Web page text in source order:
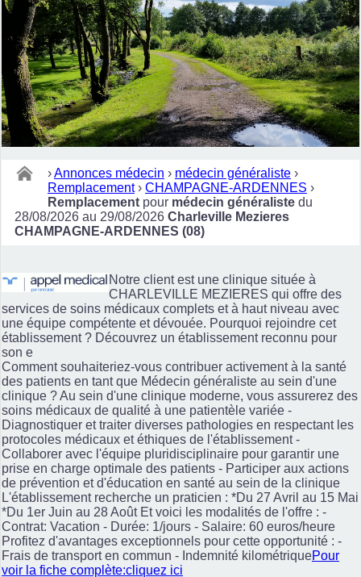
›Annonces médecin › médecin généraliste ›
Remplacement › CHAMPAGNE-ARDENNES ›
Remplacement pour médecin généraliste du
28/08/2026 au 29/08/2026 Charleville Mezieres
CHAMPAGNE-ARDENNES (08)
Notre client est une clinique située à
CHARLEVILLE MEZIERES qui offre des
services de soins médicaux complets et à haut niveau avec
une équipe compétente et dévouée. Pourquoi rejoindre cet
établissement ? Découvrez un établissement reconnu pour
son e
Comment souhaiteriez-vous contribuer activement à la santé
des patients en tant que Médecin généraliste au sein d'une
clinique ? Au sein d'une clinique moderne, vous assurerez des
soins médicaux de qualité à une patientèle variée -
Diagnostiquer et traiter diverses pathologies en respectant les
protocoles médicaux et éthiques de l'établissement -
Collaborer avec l'équipe pluridisciplinaire pour garantir une
prise en charge optimale des patients - Participer aux actions
de prévention et d'éducation en santé au sein de la clinique
L'établissement recherche un praticien : *Du 27 Avril au 15 Mai
*Du 1er Juin au 28 Août Et voici les modalités de l'offre : -
Contrat: Vacation - Durée: 1/jours - Salaire: 60 euros/heure
Profitez d'avantages exceptionnels pour cette opportunité : -
Frais de transport en commun - Indemnité kilométriquePour
voir la fiche complète:cliquez ici